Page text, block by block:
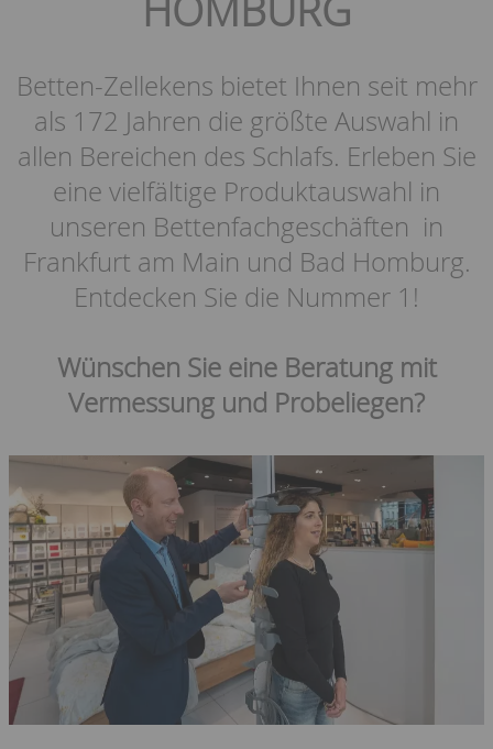
Betten-Zellekens bietet Ihnen seit mehr
als 172 Jahren die größte Auswahl in
allen Bereichen des Schlafs. Erleben Sie
eine vielfältige Produktauswahl in
unseren Bettenfachgeschäften in
Frankfurt am Main und Bad Homburg.
Entdecken Sie die Nummer 1!
Wünschen Sie eine Beratung mit
Vermessung und Probeliegen?